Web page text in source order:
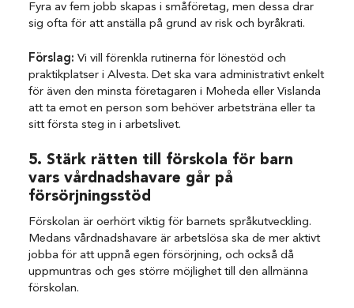
Fyra av fem jobb skapas i småföretag, men dessa drar
sig ofta för att anställa på grund av risk och byråkrati.
Förslag: Vi vill förenkla rutinerna för lönestöd och
praktikplatser i Alvesta. Det ska vara administrativt enkelt
för även den minsta företagaren i Moheda eller Vislanda
att ta emot en person som behöver arbetsträna eller ta
sitt första steg in i arbetslivet.
5. Stärk rätten till förskola för barn
vars vårdnadshavare går på
försörjningsstöd
Förskolan är oerhört viktig för barnets språkutveckling.
Medans vårdnadshavare är arbetslösa ska de mer aktivt
jobba för att uppnå egen försörjning, och också då
uppmuntras och ges större möjlighet till den allmänna
förskolan.